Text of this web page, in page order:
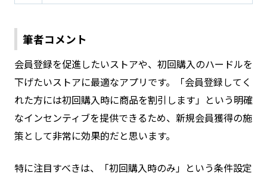
筆者コメント
会員登録を促進したいストアや、初回購入のハードルを
下げたいストアに最適なアプリです。「会員登録してく
れた方には初回購入時に商品を割引します」という明確
なインセンティブを提供できるため、新規会員獲得の施
策として非常に効果的だと思います。
特に注目すべきは、「初回購入時のみ」という条件設定